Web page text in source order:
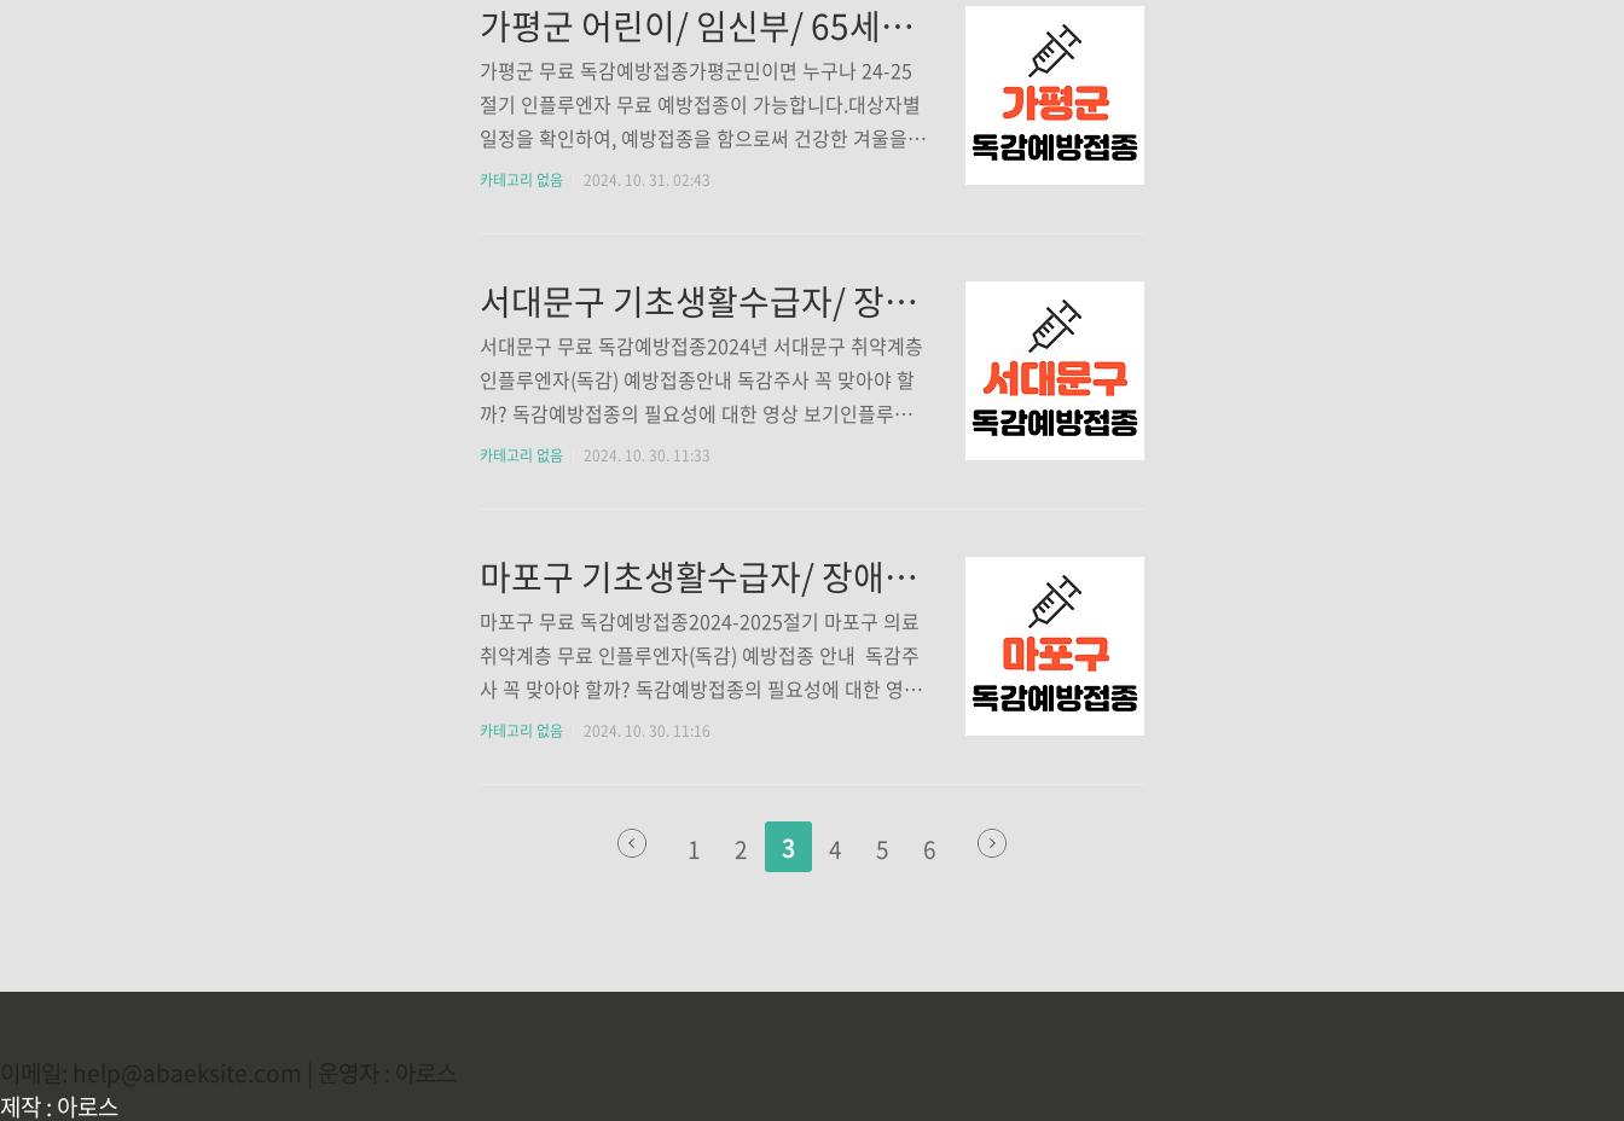
om 일산 서구 대상자일산 서구 주민 중 60~64세(1960.
1.1. ~ 1964.12.31. 출생자) 중 아래에 해당하는자 ▶장
애인(1~3등급)▶ 기초생활수급자▶ 국가유공자 접종장
소일산서구 보건소 1층 예방접종실 (관할 보건소에서만
접종) ※ 취약계층 대상 인플루엔자 접종만 관할 보건소
가평군 어린이/ 임신부/ 65세이상/ 가평군민 독감 무료예방접종 기관 조회하기
가평군 무료 독감예방접종가평군민이면 누구나 24-25
절기 인플루엔자 무료 예방접종이 가능합니다.대상자별
일정을 확인하여, 예방접종을 함으로써 건강한 겨울을
나기를 바랍니다. 독감주사 꼭 맞아야 할까? 독감예방접
은 발열, 기침, 인후통이 대표 증상입니다. 코로나19와
독september.sunbeeya.com 대상자▶65세 이상 어
르신(1959.12.31.이전 출생자) ▶어린이 인플루엔자생
후6개월 ~ 13세 어린이(2011.1.1.~2024.8.31. 출생
자) ▶ 임신부 인플루엔자임신 여부를 확인한 임신부 ▶
카테고리 없음 2024. 10. 31. 02:43
서대문구 기초생활수급자/ 장애인/ 국가유공자/ 통장/ 반장 등 의료취약계층 독감 무료예방접종 기관 조회하기
서대문구 무료 독감예방접종2024년 서대문구 취약계층
인플루엔자(독감) 예방접종안내 독감주사 꼭 맞아야 할
까? 독감예방접종의 필요성에 대한 영상 보기인플루엔
자, 독감의 국가예방접종이 시작됐습니다. 독감은 그냥
상14세~64세 서대문구 구민 중 아래에 해당하는 자 ▶
기초생활수급자▶장애 정도가 심한장애인(구1~3등급)
▶국가유공자(본인)▶통장▶반장 접종기간2024. 10. 1
8.(금) ~ 2024. 12. 31.(화) 접종비용무료 접종장소 서대
문구 지자체(취약계층) 인플루엔자 예방접종 지정의료기
카테고리 없음 2024. 10. 30. 11:33
마포구 기초생활수급자/ 장애인/ 국가유공자 등 의료취약계층 독감 무료예방접종 기관 조회하기
마포구 무료 독감예방접종2024-2025절기 마포구 의료
취약계층 무료 인플루엔자(독감) 예방접종 안내 독감주
사 꼭 맞아야 할까? 독감예방접종의 필요성에 대한 영상
보기인플루엔자, 독감의 국가예방접종이 시작됐습니다.
증상입니다. 코로나19와 독september.sunbeeya.co
m 대상자 마포구민 중 14~64세 (1960. 1. 1.~2010. 12.
(토) 접종비용무료 접종장소관내 취약계층 무료 인플루
카테고리 없음 2024. 10. 30. 11:16
1 2 3 4 5 6
제작 : 아로스